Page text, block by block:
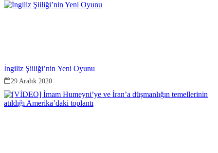
İngiliz Şiiliği’nin Yeni Oyunu
29 Aralık 2020